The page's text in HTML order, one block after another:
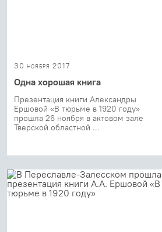
30 ноября 2017
Одна хорошая книга
Презентация книги Александры
Ершовой «В тюрьме в 1920 году»
прошла 26 ноября в актовом зале
Тверской областной ...